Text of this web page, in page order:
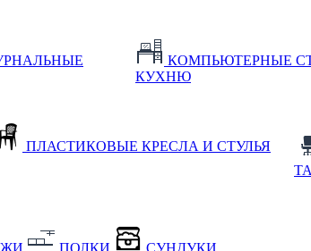
КОМПЬЮТЕРНЫЕ
КУХНЮ
ПЛАСТИКОВЫЕ КРЕСЛА И СТУЛЬЯ